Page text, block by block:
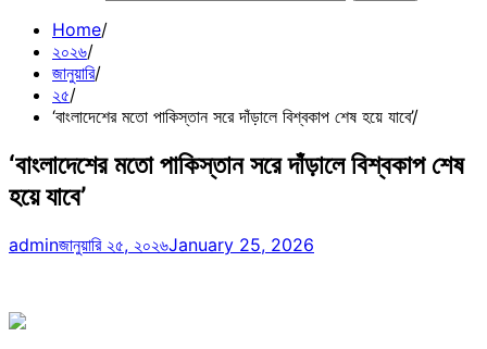
Home
২০২৬
জানুয়ারি
২৫
‘বাংলাদেশের মতো পাকিস্তান সরে দাঁড়ালে বিশ্বকাপ শেষ হয়ে যাবে’
‘বাংলাদেশের মতো পাকিস্তান সরে দাঁড়ালে বিশ্বকাপ শেষ
হয়ে যাবে’
adminজানুয়ারি ২৫, ২০২৬January 25, 2026